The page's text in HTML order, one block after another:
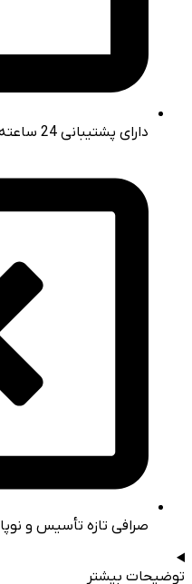
دارای پشتیبانی 24 ساعته در 7 روز هفته
صرافی تازه تأسیس و نوپا
توضیحات بیشتر